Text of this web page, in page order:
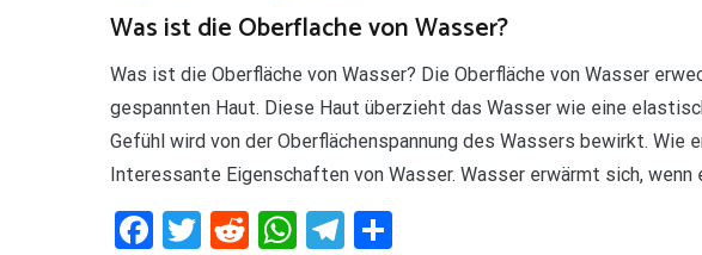
Was ist die Oberflache von Wasser?
Was ist die Oberfläche von Wasser? Die Oberfläche von Wasser
gespannten Haut. Diese Haut überzieht das Wasser wie eine
Gefühl wird von der Oberflächenspannung des Wassers bewirkt. Wie
Interessante Eigenschaften von Wasser. Wasser erwärmt sich, wenn
Facebook
Twitter
RedditWhatsApp
Telegram